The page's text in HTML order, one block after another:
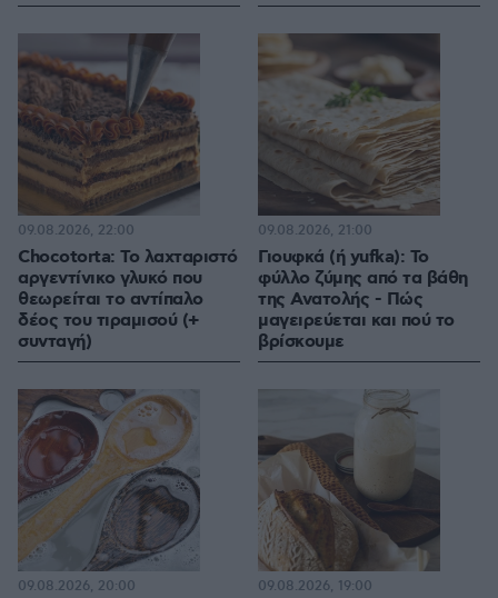
Chocotorta: Το λαχταριστό
αργεντίνικο γλυκό που
θεωρείται το αντίπαλο
δέος του τιραμισού (+
συνταγή)
09.08.2026, 22:00
Γιουφκά (ή yufka): Το
φύλλο ζύμης από τα βάθη
της Ανατολής - Πώς
μαγειρεύεται και πού το
βρίσκουμε
09.08.2026, 21:00
09.08.2026, 20:00 09.08.2026, 19:00